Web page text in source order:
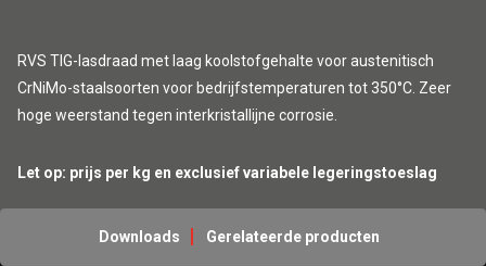
RVS TIG-lasdraad met laag koolstofgehalte voor austenitisch
CrNiMo-staalsoorten voor bedrijfstemperaturen tot 350°C. Zeer
hoge weerstand tegen interkristallijne corrosie.
Let op: prijs per kg en exclusief variabele legeringstoeslag
Downloads Gerelateerde producten